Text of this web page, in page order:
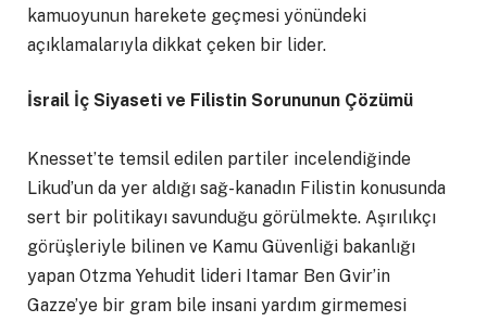
kamuoyunun harekete geçmesi yönündeki
açıklamalarıyla dikkat çeken bir lider.
İsrail İç Siyaseti ve Filistin Sorununun Çözümü
Knesset’te temsil edilen partiler incelendiğinde
Likud’un da yer aldığı sağ-kanadın Filistin konusunda
sert bir politikayı savunduğu görülmekte. Aşırılıkçı
görüşleriyle bilinen ve Kamu Güvenliği bakanlığı
yapan Otzma Yehudit lideri Itamar Ben Gvir’in
Gazze’ye bir gram bile insani yardım girmemesi